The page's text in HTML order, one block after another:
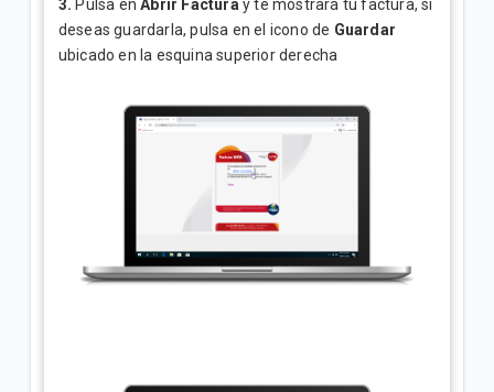
3. Pulsa enAbrir Factura y te mostrará tu factura, si
deseas guardarla, pulsa en el icono de Guardar
ubicado en la esquina superior derecha